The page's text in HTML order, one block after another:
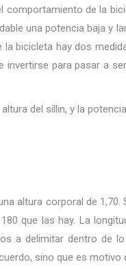
de la
una potencia baja y
bicicleta hay dos
invertirse para pasar a
del sillin, y la
altura corporal de 1,70.
que las hay. La
a delimitar dentro de
sino que es motivo